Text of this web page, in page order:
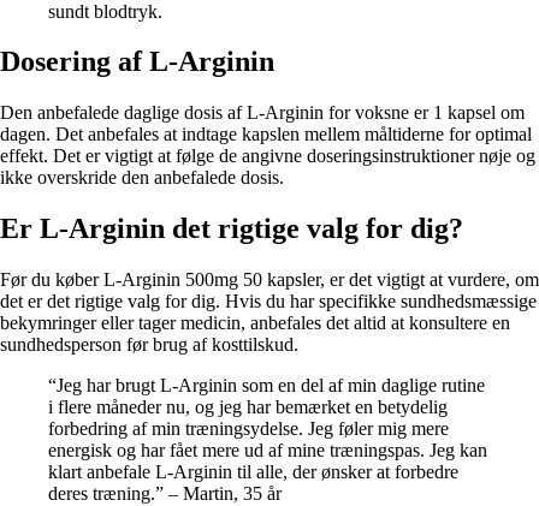
sundt blodtryk.
Dosering af L-Arginin
Den anbefalede daglige dosis af L-Arginin for voksne er 1 kapsel om
dagen. Det anbefales at indtage kapslen mellem måltiderne for optimal
effekt. Det er vigtigt at følge de angivne doseringsinstruktioner nøje og
ikke overskride den anbefalede dosis.
Er L-Arginin det rigtige valg for dig?
Før du køber L-Arginin 500mg 50 kapsler, er det vigtigt at vurdere, om
det er det rigtige valg for dig. Hvis du har specifikke sundhedsmæssige
bekymringer eller tager medicin, anbefales det altid at konsultere en
sundhedsperson før brug af kosttilskud.
“Jeg har brugt L-Arginin som en del af min daglige rutine
i flere måneder nu, og jeg har bemærket en betydelig
forbedring af min træningsydelse. Jeg føler mig mere
energisk og har fået mere ud af mine træningspas. Jeg kan
klart anbefale L-Arginin til alle, der ønsker at forbedre
deres træning.” – Martin, 35 år